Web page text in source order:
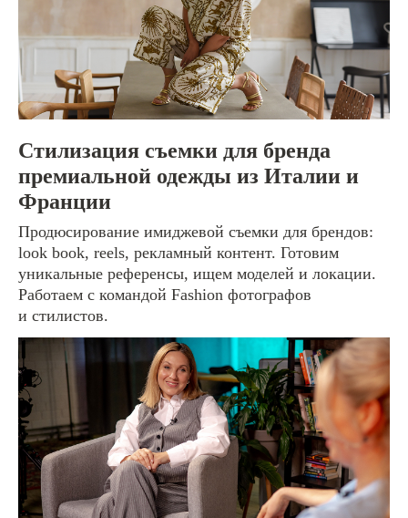
Стилизация съемки для бренда
премиальной одежды из Италии и
Франции
Продюсирование имиджевой съемки для брендов:
look book, reels, рекламный контент. Готовим
уникальные референсы, ищем моделей и локации.
Работаем с командой Fashion фотографов
и стилистов.